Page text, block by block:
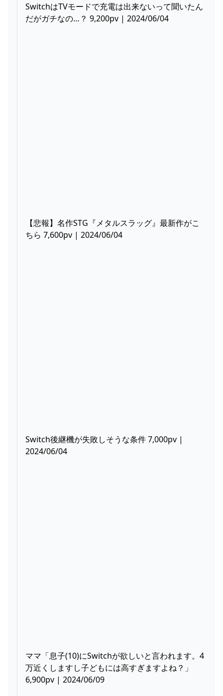
SwitchはTVモードで充電は出来ないって聞いたん
だがガチなの…？ 9,200pv | 2024/06/04
【悲報】名作STG『メタルスラッグ』最新作がこ
ちら 7,600pv | 2024/06/04
Switch後継機が失敗しそうな条件 7,000pv |
2024/06/04
ママ「息子(10)にSwitchが欲しいと言われます。4
万近くしますし子どもには高すぎますよね？」
6,900pv | 2024/06/09